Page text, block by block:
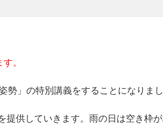
。
」の特別講義をすることになりまし
供していきます。雨の日は空き枠